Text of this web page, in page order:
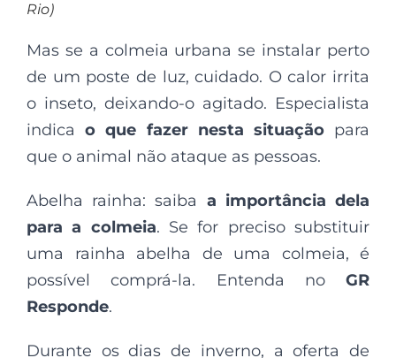
Rio)
Mas se a colmeia urbana se instalar perto
de um poste de luz, cuidado. O calor irrita
o inseto, deixando-o agitado. Especialista
indicao que fazer nesta situaçãopara
que o animal não ataque as pessoas.
Abelha rainha: saiba a importância dela
para a colmeia. Se for preciso substituir
uma rainha abelha de uma colmeia, é
possível comprá-la. Entenda no GR
Responde.
Durante os dias de inverno, a oferta de